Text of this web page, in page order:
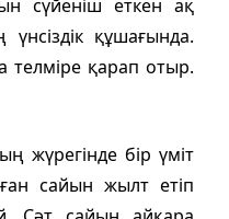
сүйеніш еткен ақ
құшағында.
телміре қарап отыр.
жүрегінде бір үміт
сайын жылт етіп